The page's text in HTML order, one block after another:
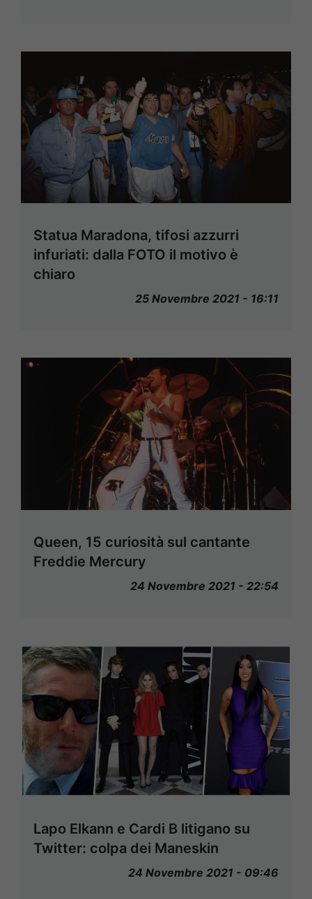
Statua Maradona, tifosi azzurri
infuriati: dalla FOTO il motivo è
chiaro
25 Novembre 2021 - 16:11
Queen, 15 curiosità sul cantante
Freddie Mercury
24 Novembre 2021 - 22:54
Lapo Elkann e Cardi B litigano su
Twitter: colpa dei Maneskin
24 Novembre 2021 - 09:46